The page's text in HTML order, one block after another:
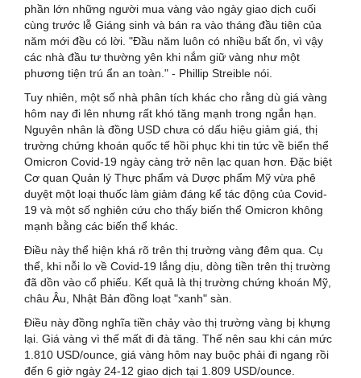
phần lớn những người mua vàng vào ngày giao dịch cuối
cùng trước lễ Giáng sinh và bán ra vào tháng đầu tiên của
năm mới đều có lời. "Đầu năm luôn có nhiều bất ổn, vì vậy
các nhà đầu tư thường yên khi nắm giữ vàng như một
phương tiện trú ẩn an toàn." - Phillip Streible nói.
Tuy nhiên, một số nhà phân tích khác cho rằng dù giá vàng
hôm nay đi lên nhưng rất khó tăng mạnh trong ngắn hạn.
Nguyên nhân là đồng USD chưa có dấu hiệu giảm giá, thị
trường chứng khoán quốc tế hồi phục khi tin tức về biến thể
Omicron Covid-19 ngày càng trở nên lạc quan hơn. Đặc biệt
Cơ quan Quản lý Thực phẩm và Dược phẩm Mỹ vừa phê
duyệt một loại thuốc làm giảm đáng kể tác động của Covid-
19 và một số nghiên cứu cho thấy biến thể Omicron không
mạnh bằng các biến thể khác.
Điều này thể hiện khá rõ trên thị trường vàng đêm qua. Cụ
thể, khi nỗi lo về Covid-19 lắng dịu, dòng tiền trên thị trường
đã dồn vào cổ phiếu. Kết quả là thị trường chứng khoán Mỹ,
châu Âu, Nhật Bản đồng loạt "xanh" sàn.
Điều này đồng nghĩa tiền chảy vào thị trường vàng bị khựng
lại. Giá vàng vì thế mất đi đà tăng. Thế nên sau khi cán mức
1.810 USD/ounce, giá vàng hôm nay buộc phải đi ngang rồi
đến 6 giờ ngày 24-12 giao dịch tại 1.809 USD/ounce.